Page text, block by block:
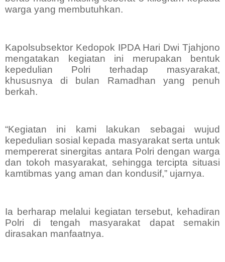
warga yang membutuhkan.
Kapolsubsektor Kedopok IPDA Hari Dwi Tjahjono
mengatakan kegiatan ini merupakan bentuk
kepedulian Polri terhadap masyarakat,
khususnya di bulan Ramadhan yang penuh
berkah.
“Kegiatan ini kami lakukan sebagai wujud
kepedulian sosial kepada masyarakat serta untuk
mempererat sinergitas antara Polri dengan warga
dan tokoh masyarakat, sehingga tercipta situasi
kamtibmas yang aman dan kondusif,” ujarnya.
Ia berharap melalui kegiatan tersebut, kehadiran
Polri di tengah masyarakat dapat semakin
dirasakan manfaatnya.